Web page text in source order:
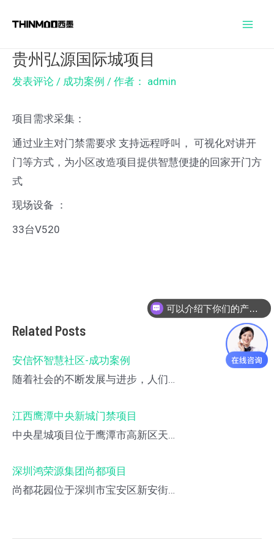
贵州弘源国际城项目
发表评论 / 成功案例 / 作者： admin
项目需求采集：
通过业主对门禁需要求 支持远程呼叫， 可视化对讲开
门等方式，为小区改造项目提供智慧便捷的回家开门方
式
现场设备 ：
33台V520
Related Posts
安信怀智慧社区-成功案例
随着社会的不断发展与进步，人们…
江西鹰潭中央新城门禁项目
中央星城项目位于鹰潭市高新区天…
深圳鸿荣源集团尚都项目
尚都花园位于深圳市宝安区新安街…
navigation
可以介绍下你们的产品么